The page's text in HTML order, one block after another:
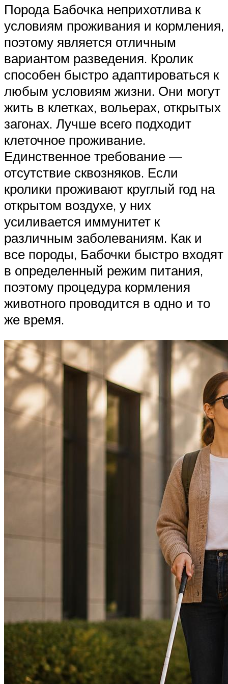
Порода Бабочка неприхотлива к
условиям проживания и кормления,
поэтому является отличным
вариантом разведения. Кролик
способен быстро адаптироваться к
любым условиям жизни. Они могут
жить в клетках, вольерах, открытых
загонах. Лучше всего подходит
клеточное проживание.
Единственное требование —
отсутствие сквозняков. Если
кролики проживают круглый год на
открытом воздухе, у них
усиливается иммунитет к
различным заболеваниям. Как и
все породы, Бабочки быстро входят
в определенный режим питания,
поэтому процедура кормления
животного проводится в одно и то
же время.